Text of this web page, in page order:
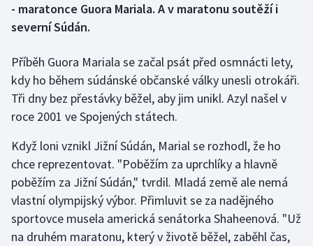
Florbal
Futsal
Golf
Gymnastika
Házená
Jezdectví
Judo
- maratonce Guora Mariala. A v maratonu soutěží i
severní Súdán.
Příběh Guora Mariala se začal psát před osmnácti lety,
kdy ho během súdánské občanské války unesli otrokáři.
Tři dny bez přestávky běžel, aby jim unikl. Azyl našel v
roce 2001 ve Spojených státech.
Když loni vznikl Jižní Súdán, Marial se rozhodl, že ho
chce reprezentovat. "Poběžím za uprchlíky a hlavně
poběžím za Jižní Súdán," tvrdil. Mladá země ale nemá
vlastní olympijský výbor. Přimluvit se za nadějného
sportovce musela americká senátorka Shaheenová. "Už
na druhém maratonu, který v životě běžel, zaběhl čas,